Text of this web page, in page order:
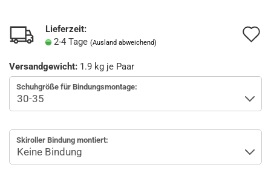
Lieferzeit:
2-4 Tage (Ausland abweichend)
Versandgewicht: 1.9 kg je Paar
Schuhgröße für Bindungsmontage:
Skiroller Bindung montiert: